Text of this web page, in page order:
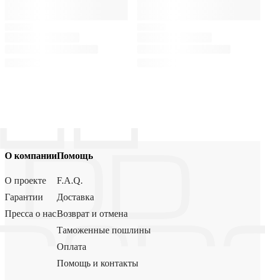
О компании
О проекте
Гарантии
Пресса о нас
Помощь
F.A.Q.
Доставка
Возврат и отмена
Таможенные пошлины
Оплата
Помощь и контакты